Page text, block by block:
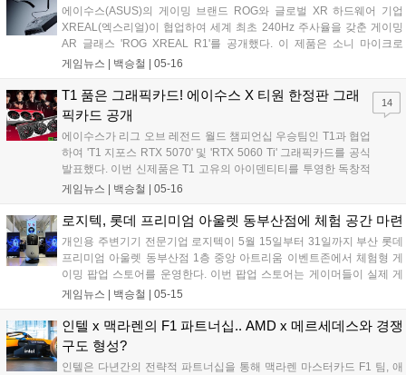
에이수스(ASUS)의 게이밍 브랜드 ROG와 글로벌 XR 하드웨어 기업
XREAL(엑스리얼)이 협업하여 세계 최초 240Hz 주사율을 갖춘 게이밍
AR 글래스 'ROG XREAL R1'를 공개했다. 이 제품은 소니 마이크로
OLED 패널을 통해 4미터 거리에서 최대 171인치의 가상 화면을 구현하
전용 컨트롤 독(Control Dock)을 포함됐다. 고주사율과 초저지연 기술을
결합하여 이동 중에도 고성능 모니터 수준의 매끄러운 게임 플레이 환경
을 제공한다....
게임뉴스 | 백승철 | 05-16
T1 품은 그래픽카드! 에이수스 X 티원 한정판 그래
픽카드 공개
에이수스가 리그 오브 레전드 월드 챔피언십 우승팀인 T1과 협업
하여 'T1 지포스 RTX 5070' 및 'RTX 5060 Ti' 그래픽카드를 공식
발표했다. 이번 신제품은 T1 고유의 아이덴티티를 투영한 독창적
인 디자인과 에이수스의 핵심 냉각 기술을 결합하여, 게임 플레이
다. 양사는 이번 협업을 통해 단순한 하드웨어 성능 향상을 넘어 e
스포츠 팬들을 위해 특별한 수집 가치까지 제공한다....
게임뉴스 | 백승철 | 05-16
14
로지텍, 롯데 프리미엄 아울렛 동부산점에 체험 공간 마련
개인용 주변기기 전문기업 로지텍이 5월 15일부터 31일까지 부산 롯데
프리미엄 아울렛 동부산점 1층 중앙 아트리움 이벤트존에서 체험형 게
이밍 팝업 스토어를 운영한다. 이번 팝업 스토어는 게이머들이 실제 게
임 플레이와 유사한 환경에서 주요 게이밍 기어를 직접 타건 및 조작해
게임뉴스 | 백승철 | 05-15
인텔 x 맥라렌의 F1 파트너십.. AMD x 메르세데스와 경쟁
구도 형성?
인텔은 다년간의 전략적 파트너십을 통해 맥라렌 마스터카드 F1 팀, 애